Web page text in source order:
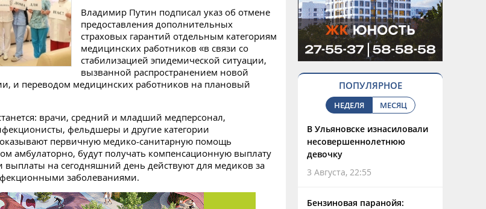
Владимир Путин подписал указ об отмене
предоставления дополнительных
страховых гарантий отдельным категориям
медицинских работников «в связи со
стабилизацией эпидемической ситуации,
вызванной распространением новой
и переводом медицинских работников на плановый
врачи, средний и младший медперсонал,
фельдшеры и другие категории
первичную медико-санитарную помощь
амбулаторно, будут получать компенсационную выплату
выплаты на сегодняшний день действуют для медиков за
заболеваниями.
ПОПУЛЯРНОЕ
НЕДЕЛЯ МЕСЯЦ
В Ульяновске изнасиловали
несовершеннолетнюю
девочку
3 Августа, 22:55
Бензиновая паранойя: